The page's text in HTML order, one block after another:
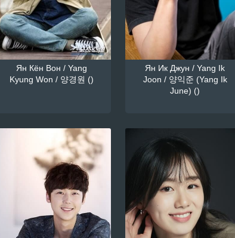
Ян Кён Вон / Yang
Kyung Won / 양경원 ()
Ян Ик Джун / Yang Ik
Joon / 양익준 (Yang Ik
June) ()